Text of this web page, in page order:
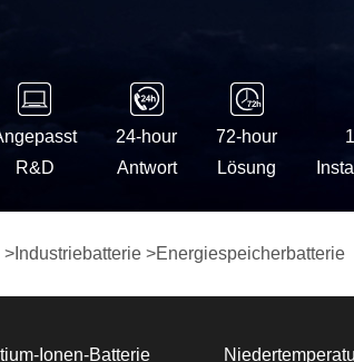
R&D
24-hour
Antwort
72-hour
Lösung
> Industriebatterie >Energiespeicherbatterie
Ionen-Batterie